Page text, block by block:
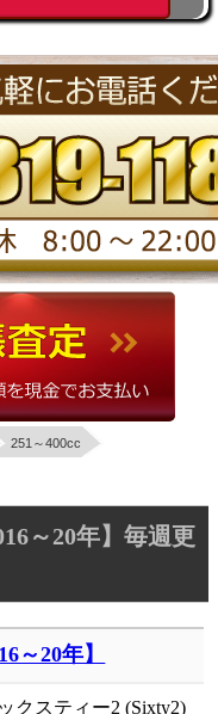
251～400cc
～20年】毎週更
～20年】